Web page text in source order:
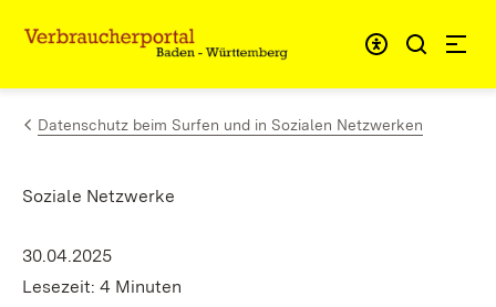
Zum Inhalt springen
Link zur Startseite
Datenschutz beim Surfen und in Sozialen Netzwerken
Soziale Netzwerke
30.04.2025
Lesezeit: 4 Minuten